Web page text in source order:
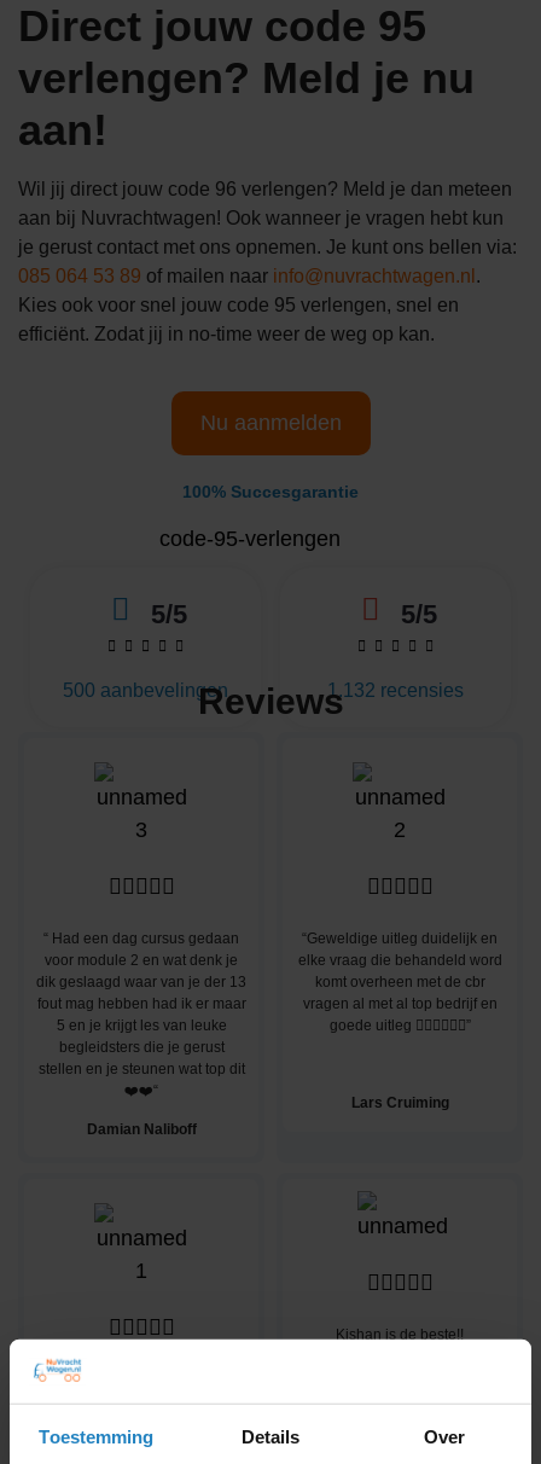
Toestemming Details Over
Direct jouw code 95
verlengen? Meld je nu
aan!
Wil jij direct jouw code 96 verlengen? Meld je dan meteen
aan bij Nuvrachtwagen! Ook wanneer je vragen hebt kun
je gerust contact met ons opnemen. Je kunt ons bellen via:
085 064 53 89 of mailen naar info@nuvrachtwagen.nl .
Kies ook voor snel jouw code 95 verlengen, snel en
efficiënt. Zodat jij in no-time weer de weg op kan.
Nu aanmelden
100% Succesgarantie
5/5
    
500 aanbevelingen
5/5
    
1.132 recensies
Reviews
    
“ Had een dag cursus gedaan
voor module 2 en wat denk je
dik geslaagd waar van je der 13
fout mag hebben had ik er maar
5 en je krijgt les van leuke
begleidsters die je gerust
stellen en je steunen wat top dit
❤️❤️“
Damian Naliboff
    
“Geweldige uitleg duidelijk en
elke vraag die behandeld word
komt overheen met de cbr
vragen al met al top bedrijf en
goede uitleg 👌🏽👌🏽👌🏽”
Lars Cruiming
    
Theorieboekjes op marktplaats
gekocht en bestudeerd en
spoedcursus en 3 examens
    
Kishan is de beste!!
package! Ik zou kiezen om
🙏🏽❤️💯 En ik zou iedereen